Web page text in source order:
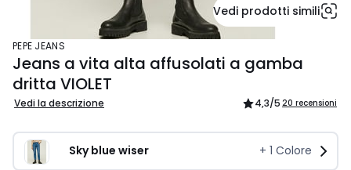
Vedi prodotti simili
PEPE JEANS
Jeans a vita alta affusolati a gamba
dritta VIOLET
Vedi la descrizione 4,3/5 20 recensioni
Sky blue wiser + 1 Colore